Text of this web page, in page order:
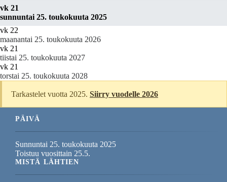
vk 21
sunnuntai 25. toukokuuta 2025
vk 22
maanantai 25. toukokuuta 2026
vk 21
tiistai 25. toukokuuta 2027
vk 21
torstai 25. toukokuuta 2028
Tarkastelet vuotta 2025.Siirry vuodelle 2026
PÄIVÄ
Sunnuntai 25. toukokuuta 2025
Toistuu vuosittain 25.5.
MISTÄ LÄHTIEN